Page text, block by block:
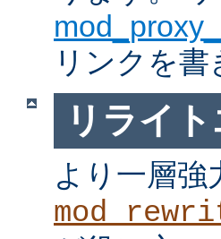
リンクを
リライ
より一層強